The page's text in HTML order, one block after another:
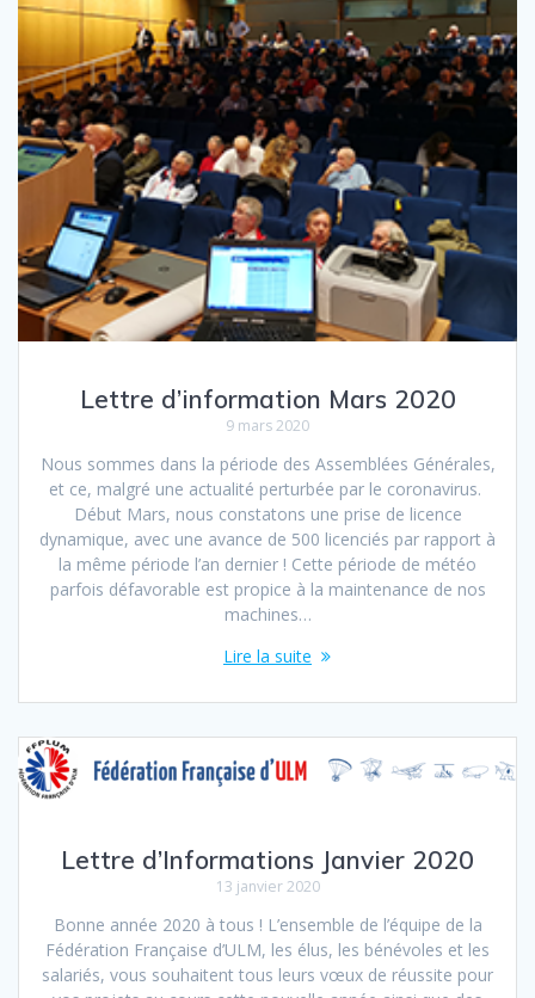
Lettre d’information Mars 2020
9 mars 2020
Nous sommes dans la période des Assemblées Générales,
et ce, malgré une actualité perturbée par le coronavirus.
Début Mars, nous constatons une prise de licence
dynamique, avec une avance de 500 licenciés par rapport à
la même période l’an dernier ! Cette période de météo
parfois défavorable est propice à la maintenance de nos
machines…
Lire la suite
Lettre d’Informations Janvier 2020
13 janvier 2020
Bonne année 2020 à tous ! L’ensemble de l’équipe de la
Fédération Française d’ULM, les élus, les bénévoles et les
salariés, vous souhaitent tous leurs vœux de réussite pour